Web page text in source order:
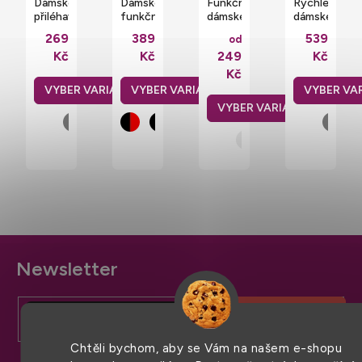
Chtěli bychom, aby se Vám na našem e-shopu
Dámské
přiléhavé
recyklovaného
a
elastanu
269
Kč
Dámské
funkční
dlouhým
a ¼
zipem
389
Kč
Funkční
dámské
tričko
Stedman
100%
od
249
Kč
dámské
triko
CoolDry
reflexním
potiskem
539
Kč
Z
á
p
a